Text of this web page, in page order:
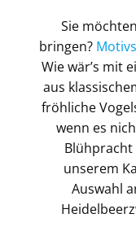
Sie
bringen?
Wie wär’s mit
aus
fröhliche
wenn es
Blühpracht
unserem
Auswahl